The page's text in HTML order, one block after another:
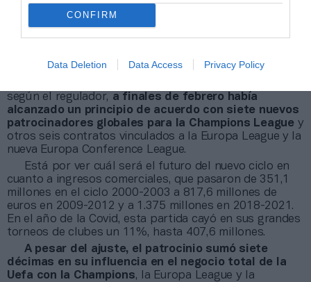
CONFIRM
Data Deletion Data Access Privacy Policy
meses.
“Particularmente para la Europa League”
desliza la confederación.
Champions
según el regulador, a finales de febrero había
alcanzado un principio de acuerdo con siete nuevos
patrocinadores globales para la Champions League y
otros seis contratos vinculados a la Europa League y la
nueva Europa Conference League.
Está por ver cuál será el futuro del nuevo ciclo en
cuanto a ingresos comerciales, que pasaron de 351,1
millones en el ciclo 2000-2003 a 817,6 millones de
euros en 2009-2012 y a 1.375 millones en 2018-2021.
En el año de la Covid, esta partida cayó en sus grandes
torneos de clubes un 11%, hasta 407,6 millones.
A pesar del ajuste, el patrocinio sumó siete
décimas en su influencia en el negocio total de la
Uefa con la Champions, la Europa League y la